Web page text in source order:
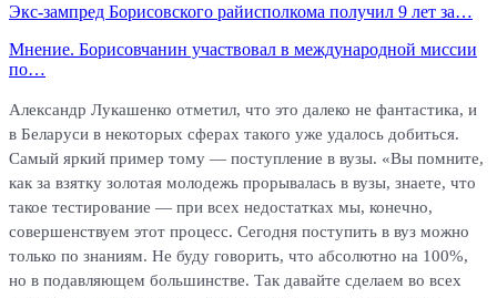
Экс-зампред Борисовского райисполкома получил 9 лет за…
Мнение. Борисовчанин участвовал в международной миссии
по…
Александр Лукашенко отметил, что это далеко не фантастика, и
в Беларуси в некоторых сферах такого уже удалось добиться.
Самый яркий пример тому — поступление в вузы. «Вы помните,
как за взятку золотая молодежь прорывалась в вузы, знаете, что
такое тестирование — при всех недостатках мы, конечно,
совершенствуем этот процесс. Сегодня поступить в вуз можно
только по знаниям. Не буду говорить, что абсолютно на 100%,
но в подавляющем большинстве. Так давайте сделаем во всех